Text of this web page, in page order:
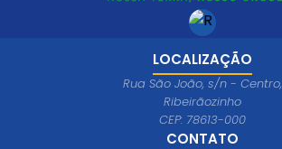
LOCALIZAÇÃO
Rua São João, s/n - Centro,
Ribeirãozinho
CEP: 78613-000
CONTATO